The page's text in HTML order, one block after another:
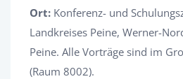
Ort: Konferenz- und
Landkreises Peine, Werner-
Peine. Alle Vorträge sind im
(Raum 8002).